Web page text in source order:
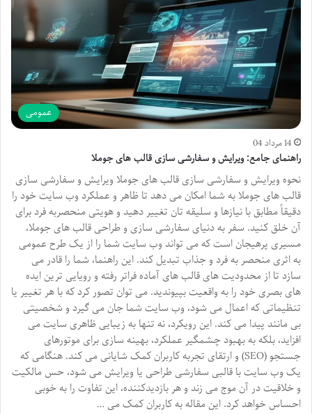
عمومی
14 مرداد 04
راهنمای جامع: ویرایش و سفارشی سازی قالب های جوملا
نحوه ویرایش و سفارشی سازی قالب های جوملا ویرایش و سفارشی سازی
قالب های جوملا به شما امکان می دهد تا ظاهر و عملکرد وب سایت خود را
دقیقاً مطابق با نیازها و سلیقه تان تغییر دهید و هویتی منحصربه فرد برای
آن خلق کنید. سفر به دنیای سفارشی سازی و طراحی قالب های جوملا،
مسیری پرهیجان است که می تواند وب سایت شما را از یک طرح عمومی
به اثری منحصر به فرد و جذاب تبدیل کند. این راهنما، شما را قادر می
سازد تا از محدودیت های قالب های آماده فراتر رفته و رویایی ترین ایده
های بصری خود را به واقعیت بپیوندید. می توان تصور کرد که با هر تغییر یا
تنظیماتی که اعمال می شود، وب سایت شما جان می گیرد و شخصیتی
بی مانند پیدا می کند. این رویکرد، نه تنها به زیبایی ظاهری سایت می
افزاید، بلکه به بهبود چشمگیر عملکرد، بهینه سازی برای موتورهای
جستجو (SEO) و ارتقای تجربه کاربران کمک شایانی می کند. هنگامی که
یک وب سایت با قالبی سفارشی طراحی یا ویرایش می شود، حس مالکیت
و خلاقیت در آن موج می زند و هر بازدیدکننده، این تفاوت را به خوبی
احساس خواهد کرد. این مقاله به کاربران کمک می …